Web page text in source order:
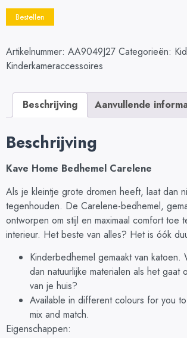
Bestellen
Artikelnummer: AA9049J27 Categorieën:
Kinderkameraccessoires
Beschrijving Aanvullende
Beschrijving
Kave Home Bedhemel Carelene
Als je kleintje grote dromen heeft, laat dan
tegenhouden. De Carelene-bedhemel,
ontworpen om stijl en maximaal comfort toe
interieur. Het beste van alles? Het is óók
Kinderbedhemel gemaakt van katoen.
dan natuurlijke materialen als het gaat
van je huis?
Available in different colours for you
mix and match.
Eigenschappen: